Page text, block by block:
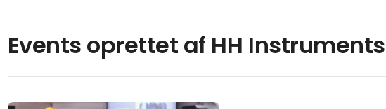
Events oprettet af HH